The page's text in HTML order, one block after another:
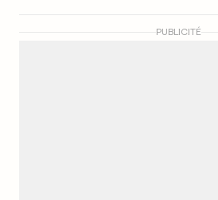
PUBLICITÉ